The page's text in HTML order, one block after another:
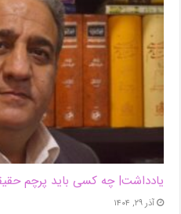
یادداشت| ‌چه کسی باید پرچم
آذر ۲۹, ۱۴۰۴